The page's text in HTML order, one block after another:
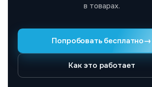
в товарах.
Попробовать бесплатно→
Как это работает